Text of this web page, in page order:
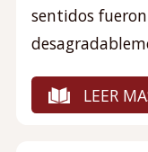
sentidos
LEER